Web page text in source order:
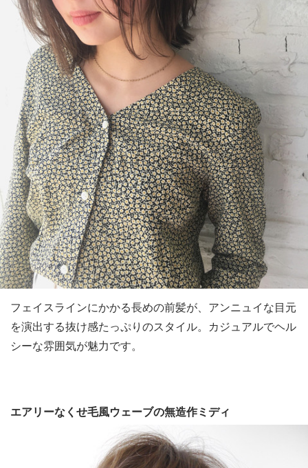
フェイスラインにかかる長めの前髪が、アンニュイな目元
を演出する抜け感たっぷりのスタイル。カジュアルでヘル
シーな雰囲気が魅力です。
エアリーなくせ毛風ウェーブの無造作ミディ